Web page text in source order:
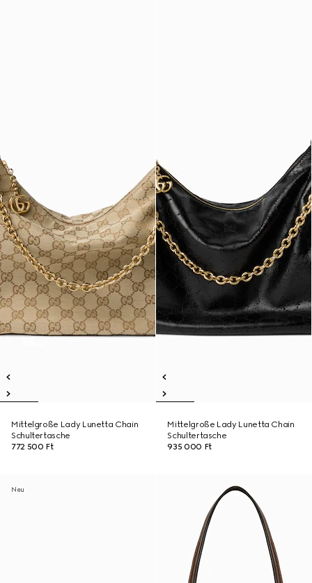
Mittelgroße Lady Lunetta Chain
Schultertasche
772 500 Ft
Mittelgroße Lady Lunetta Chain
Schultertasche
935 000 Ft
Neu